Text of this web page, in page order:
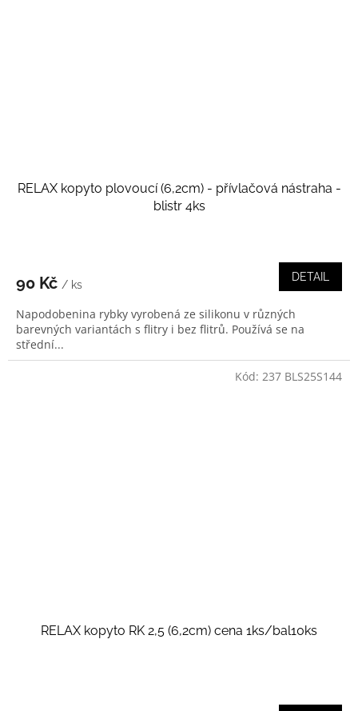
RELAX kopyto plovoucí (6,2cm) - přívlačová nástraha -
blistr 4ks
90 Kč / ks
DETAIL
Napodobenina rybky vyrobená ze silikonu v různých
barevných variantách s flitry i bez flitrů. Používá se na
střední...
RELAX kopyto RK 2,5 (6,2cm) cena 1ks/bal10ks
Kód: 237 BLS25S144